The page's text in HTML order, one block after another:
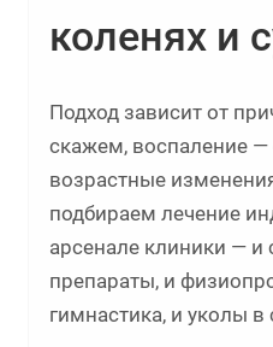
коленях и
Подход зависит от
скажем, воспаление
возрастные
подбираем лечение
арсенале клиники —
препараты, и
гимнастика, и уколы в